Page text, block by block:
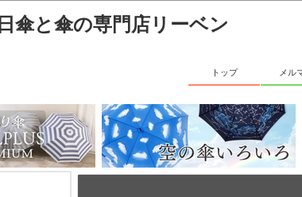
日傘と傘の専門店リーベン
トップ メル